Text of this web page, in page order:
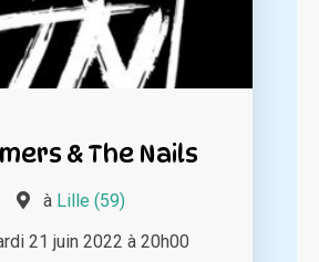
& The Nails
à Lille (59)
21 juin 2022 à 20h00